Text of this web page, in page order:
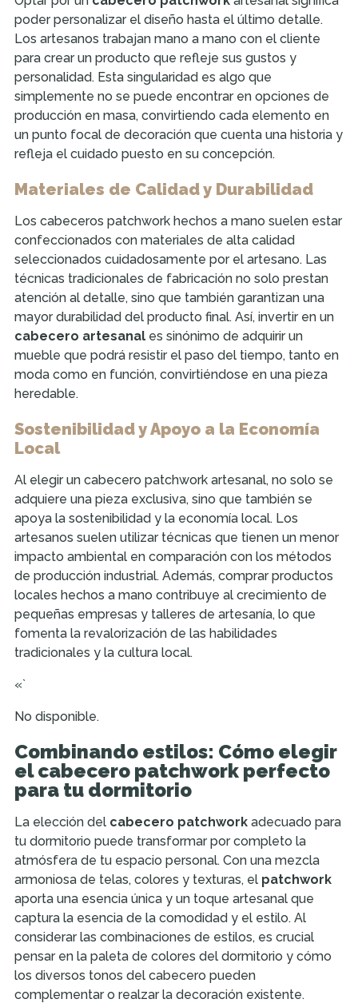
poder personalizar el diseño hasta el último detalle.
Los artesanos trabajan mano a mano con el cliente
para crear un producto que refleje sus gustos y
personalidad. Esta singularidad es algo que
simplemente no se puede encontrar en opciones de
producción en masa, convirtiendo cada elemento en
un punto focal de decoración que cuenta una historia y
refleja el cuidado puesto en su concepción.
Materiales de Calidad y Durabilidad
Los cabeceros patchwork hechos a mano suelen estar
confeccionados con materiales de alta calidad
seleccionados cuidadosamente por el artesano. Las
técnicas tradicionales de fabricación no solo prestan
atención al detalle, sino que también garantizan una
mayor durabilidad del producto final. Así, invertir en un
cabecero artesanal es sinónimo de adquirir un
mueble que podrá resistir el paso del tiempo, tanto en
moda como en función, convirtiéndose en una pieza
heredable.
Sostenibilidad y Apoyo a la Economía
Local
Al elegir un cabecero patchwork artesanal, no solo se
adquiere una pieza exclusiva, sino que también se
apoya la sostenibilidad y la economía local. Los
artesanos suelen utilizar técnicas que tienen un menor
impacto ambiental en comparación con los métodos
de producción industrial. Además, comprar productos
locales hechos a mano contribuye al crecimiento de
pequeñas empresas y talleres de artesanía, lo que
fomenta la revalorización de las habilidades
tradicionales y la cultura local.
«`
No disponible.
Combinando estilos: Cómo elegir
el cabecero patchwork perfecto
para tu dormitorio
La elección del cabecero patchwork adecuado para
tu dormitorio puede transformar por completo la
atmósfera de tu espacio personal. Con una mezcla
armoniosa de telas, colores y texturas, el patchwork
aporta una esencia única y un toque artesanal que
captura la esencia de la comodidad y el estilo. Al
considerar las combinaciones de estilos, es crucial
pensar en la paleta de colores del dormitorio y cómo
los diversos tonos del cabecero pueden
complementar o realzar la decoración existente.